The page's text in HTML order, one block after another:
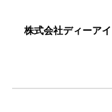
株式会社ディーア